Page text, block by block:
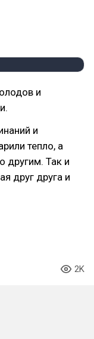
и
и
тепло, а
другим. Так и
друг друга и
2K